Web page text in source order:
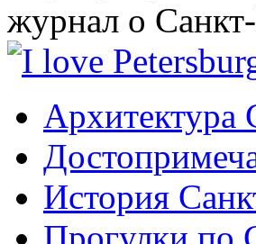
журнал о
Архитектура
История